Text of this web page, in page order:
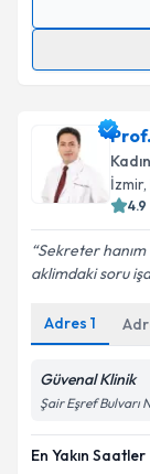
almanız
E-posta
Metni
İzmir
4.9
Sekreter
aklimdaki soru
Adres 1
Güvenal Klinik
Şair Eşref Bulvarı
En Yakın Saatler